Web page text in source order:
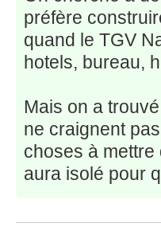
préfère
quand le TGV
hotels, bureau,
Mais on a
ne craignent
choses à
aura isolé pour